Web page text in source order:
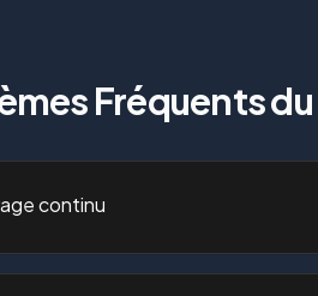
Fréquents du
continu